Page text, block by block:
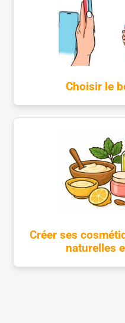
Choisir le
Créer ses
naturelles